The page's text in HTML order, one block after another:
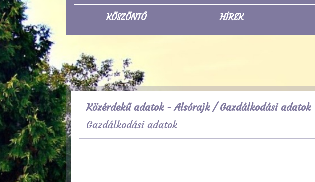
KÖSZÖNTŐ HÍREK
Közérdekű adatok - Alsórajk/ Gazdálkodási adatok
Gazdálkodási adatok